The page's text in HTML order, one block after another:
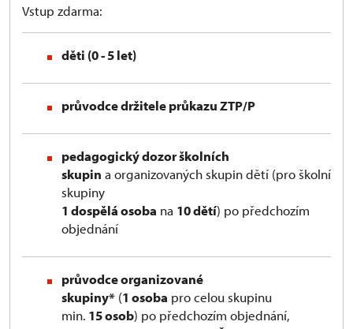
Vstup zdarma:
děti (0 - 5 let)
průvodce držitele průkazu ZTP/P
pedagogický dozor školních
skupin a organizovaných skupin dětí (pro školní
skupiny
1 dospělá osoba na 10 dětí) po předchozím
objednání
průvodce organizované
skupiny* (1 osoba pro celou skupinu
min. 15 osob) po předchozím objednání,